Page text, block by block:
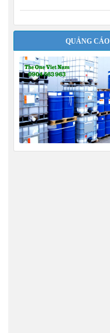
QUẢNG CÁO